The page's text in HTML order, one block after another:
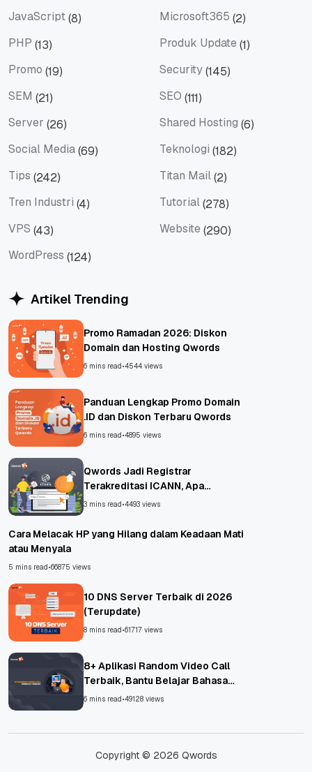
JavaScript(8) Microsoft365 (2)
PHP (13) Produk Update (1)
Promo (19) Security(145)
SEM (21) SEO (111)
Server (26) Shared Hosting (6)
Social Media(69) Teknologi (182)
Tips (242) Titan Mail(2)
Tren Industri (4) Tutorial(278)
VPS (43) Website (290)
WordPress (124)
Artikel Trending
Promo Ramadan 2026: Diskon
Domain dan Hosting Qwords
6 mins read•4544 views
Panduan Lengkap Promo Domain
.ID dan Diskon Terbaru Qwords
6 mins read•4895 views
Qwords Jadi Registrar
Terakreditasi ICANN, Apa
Untungnya?
3 mins read•4493 views
Cara Melacak HP yang Hilang dalam Keadaan Mati
atau Menyala
5 mins read•66875 views
10 DNS Server Terbaik di 2026
(Terupdate)
8 mins read•61717 views
8+ Aplikasi Random Video Call
Terbaik, Bantu Belajar Bahasa
Asing!
6 mins read•49128 views
Copyright © 2026 Qwords